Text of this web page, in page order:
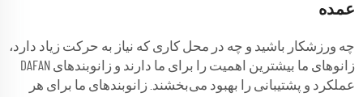
عمده
چه ورزشکار باشید و چه در محل کاری که نیاز به حرکت زیاد دارد،
زانوهای ما بیشترین اهمیت را برای ما دارند و زانوبندهای DAFAN
عملکرد و پشتیبانی را بهبود می‌بخشند. زانوبندهای ما برای هر